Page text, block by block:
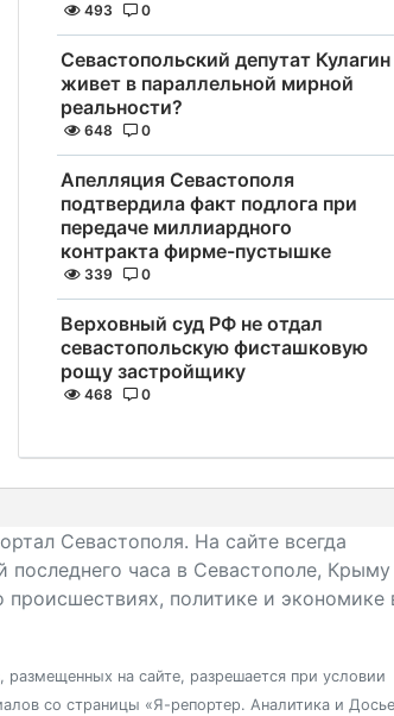
493 0
Севастопольский депутат Кулагин
живет в параллельной мирной
реальности?
648 0
Апелляция Севастополя
подтвердила факт подлога при
передаче миллиардного
контракта фирме-пустышке
339 0
Верховный суд РФ не отдал
севастопольскую фисташковую
рощу застройщику
468 0
Севастополя. На сайте всегда
последнего часа в Севастополе,
политике и экономике
на сайте, разрешается при условии
со страницы «Я-репортер. Аналитика и